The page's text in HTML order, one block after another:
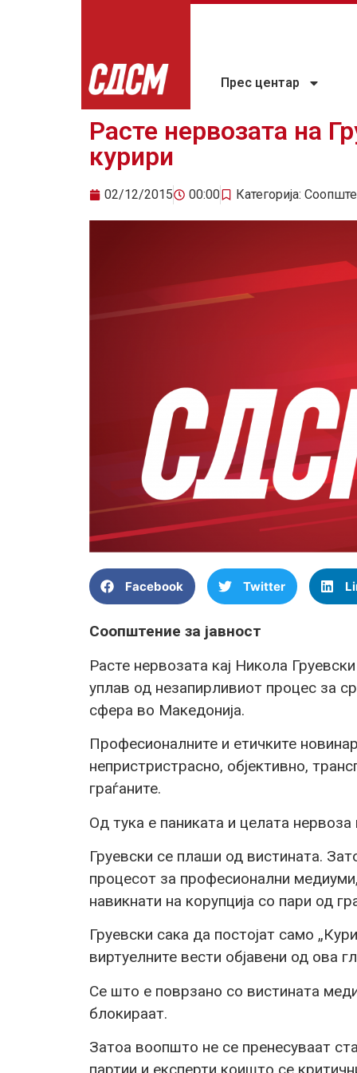
Прес центар
Расте нервозата на
курири
02/12/2015 00:00 Категорија:
Facebook Twitter
Соопштение за јавност
Расте нервозата кај Никола
уплав од незапирливиот процес за
сфера во Македонија.
Професионалните и етичките
непристристрасно, објективно,
граѓаните.
Од тука е паниката и целата
Груевски се плаши од вистината.
процесoт за професионални
навикнати на корупција со пари од
Груевски сака да постојат само
виртуелните вести објавени од ова
Се што е поврзано со вистината
блокираат.
Затоа воопшто не се пренесуваат